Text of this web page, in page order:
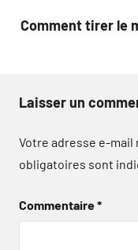
Comment tirer le
Laisser un
Votre adresse e-mail
obligatoires sont
Commentaire*